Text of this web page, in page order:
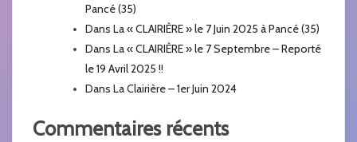
Pancé (35)
Dans La « CLAIRIÈRE » le 7 Juin 2025 à Pancé (35)
Dans La « CLAIRIÈRE » le 7 Septembre – Reporté
le 19 Avril 2025 !!
Dans La Clairière – 1er Juin 2024
Commentaires récents